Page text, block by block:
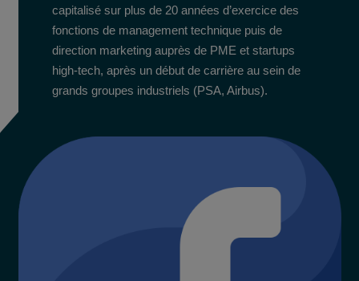
capitalisé sur plus de 20 années d’exercice des
fonctions de management technique puis de
direction marketing auprès de PME et startups
high-tech, après un début de carrière au sein de
grands groupes industriels (PSA, Airbus).